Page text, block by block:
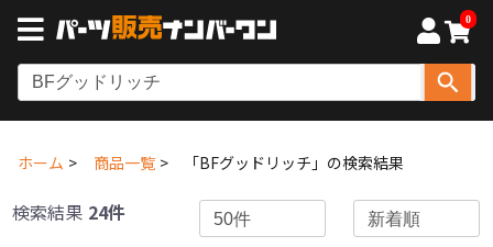
0
ホーム 商品一覧 「BFグッドリッチ」の検索結果
検索結果 24件